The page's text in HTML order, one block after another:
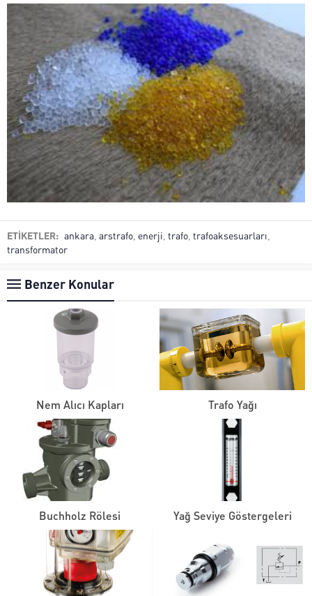
ETİKETLER: ankara arstrafo enerji trafo trafoaksesuarları
transformator
Benzer Konular
Nem Alıcı Kapları Trafo Yağı
Buchholz Rölesi Yağ Seviye Göstergeleri